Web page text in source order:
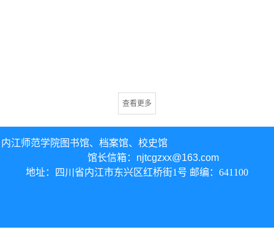
查看更多
内江师范学院图书馆、 档案馆、校史馆
馆长信箱： njtcgzxx@163.com
地址：四川省内江市东兴区红桥街1号 邮编：641100